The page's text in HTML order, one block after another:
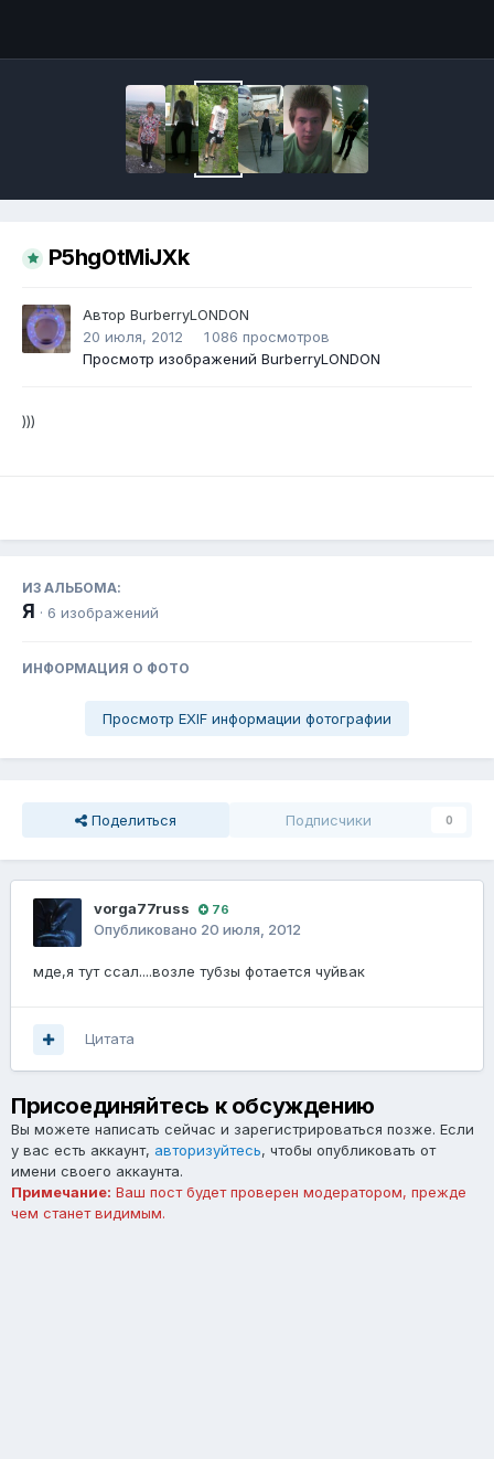
P5hg0tMiJXk
Автор BurberryLONDON
20 июля, 2012
1 086 просмотров
Просмотр изображений BurberryLONDON
)))
ИЗ АЛЬБОМА:
Я · 6 изображений
ИНФОРМАЦИЯ О ФОТО
Просмотр EXIF информации фотографии
Поделиться Подписчики 0
vorga77russ 76
Опубликовано 20 июля, 2012
мде,я тут ссал....возле тубзы фотается чуйвак
Цитата
Присоединяйтесь к обсуждению
Вы можете написать сейчас и зарегистрироваться позже. Если
у вас есть аккаунт, авторизуйтесь, чтобы опубликовать от
имени своего аккаунта.
Примечание: Ваш пост будет проверен модератором, прежде
чем станет видимым.